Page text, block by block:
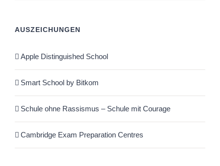
AUSZEICHUNGEN
Apple Distinguished School
Smart School by Bitkom
Schule ohne Rassismus – Schule mit Courage
Cambridge Exam Preparation Centres